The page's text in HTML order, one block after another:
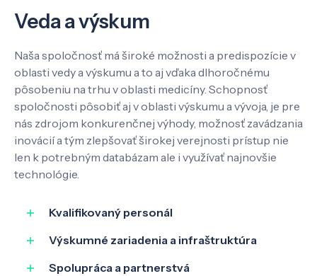
Pôsobenie
Know-how
O nás
SK EN
Veda a výskum
Naša spoločnosť má široké možnosti a predispozície v
oblasti vedy a výskumu a to aj vďaka dlhoročnému
pôsobeniu na trhu v oblasti medicíny. Schopnosť
spoločnosti pôsobiť aj v oblasti výskumu a vývoja, je pre
nás zdrojom konkurenčnej výhody, možnosť zavádzania
inovácií a tým zlepšovať širokej verejnosti prístup nie
len k potrebným databázam ale i využívať najnovšie
technológie.
Kvalifikovaný personál
Výskumné zariadenia a infraštruktúra
Spolupráca a partnerstvá